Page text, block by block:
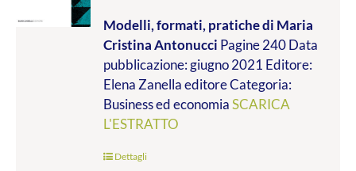
prezzo:
da
€9.99
a
€28.00
Modelli, formati, pratichedi Maria
Cristina Antonucci Pagine 240 Data
pubblicazione: giugno 2021 Editore:
Elena Zanella editore Categoria:
Business ed economiaSCARICA
L'ESTRATTO
Dettagli